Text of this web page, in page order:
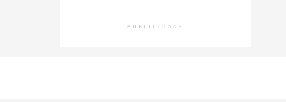
PUBLICIDADE